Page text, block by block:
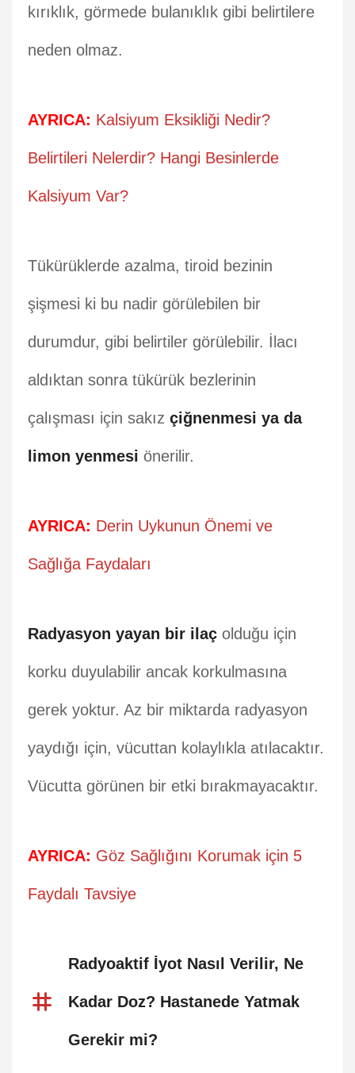
kırıklık, görmede bulanıklık gibi belirtilere
neden olmaz.
AYRICA: Kalsiyum Eksikliği Nedir?
Belirtileri Nelerdir? Hangi Besinlerde
Kalsiyum Var?
Tükürüklerde azalma, tiroid bezinin
şişmesi ki bu nadir görülebilen bir
durumdur, gibi belirtiler görülebilir. İlacı
aldıktan sonra tükürük bezlerinin
çalışması için sakız çiğnenmesi ya da
limon yenmesi önerilir.
AYRICA: Derin Uykunun Önemi ve
Sağlığa Faydaları
Radyasyon yayan bir ilaç olduğu için
korku duyulabilir ancak korkulmasına
gerek yoktur. Az bir miktarda radyasyon
yaydığı için, vücuttan kolaylıkla atılacaktır.
Vücutta görünen bir etki bırakmayacaktır.
AYRICA: Göz Sağlığını Korumak için 5
Faydalı Tavsiye
Radyoaktif İyot Nasıl Verilir, Ne
Kadar Doz? Hastanede Yatmak
Gerekir mi?